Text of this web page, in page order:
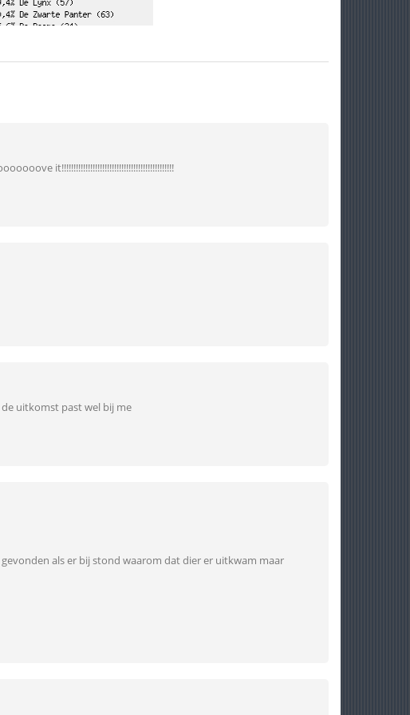
it!!!!!!!!!!!!!!!!!!!!!!!!!!!!!!!!!!!!!!!!!!!!!!!
uitkomst past wel bij me
als er bij stond waarom dat dier er uitkwam maar